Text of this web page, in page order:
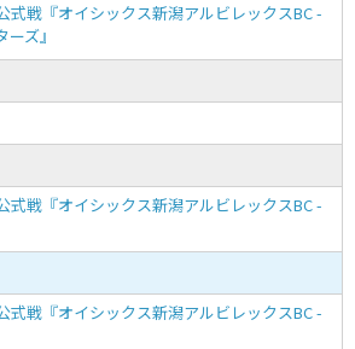
式戦『オイシックス新潟アルビレックスBC -
ズ』
式戦『オイシックス新潟アルビレックスBC -
式戦『オイシックス新潟アルビレックスBC -